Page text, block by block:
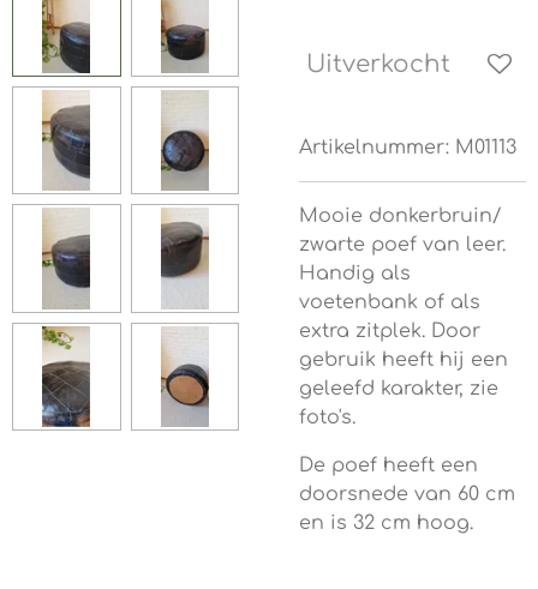
Uitverkocht
Artikelnummer: M01113
Mooie donkerbruin/
zwarte poef van leer.
Handig als
voetenbank of als
extra zitplek. Door
gebruik heeft hij een
geleefd karakter, zie
foto's.
De poef heeft een
doorsnede van 60 cm
en is 32 cm hoog.